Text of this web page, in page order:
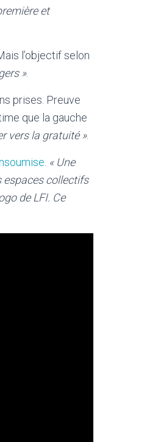
et
l’objectif selon
».
prises. Preuve
que la gauche
vers la gratuité ».
« Une
espaces collectifs
de LFI. Ce